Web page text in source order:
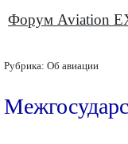
Форум Aviation
Рубрика: Об авиации